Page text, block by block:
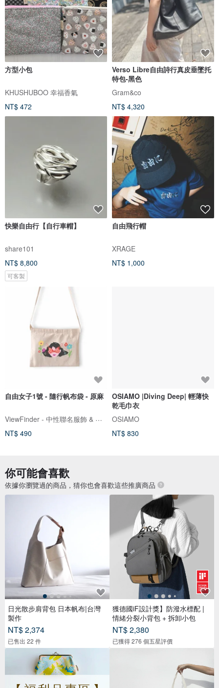
方型小包
KHUSHUBOO 幸福香氣
NT$ 472
Verso Libre自由詩行真皮垂墜托
特包-黑色
Gram&co
NT$ 4,320
快樂自由行【自行車帽】
share101
NT$ 8,800
可客製
自由飛行帽
XRAGE
NT$ 1,000
自由女子1號 - 隨行帆布袋 - 原麻
ViewFinder - 中性聯名服飾 & 圖像授權周邊
NT$ 490
OSIAMO |Diving Deep| 輕薄快
乾毛巾衣
OSIAMO
NT$ 830
你可能會喜歡
依據你瀏覽過的商品，猜你也會喜歡這些推廣商品
日光散步肩背包 日本帆布|台灣
製作
NT$ 2,374
已售出 22 件
獲德國iF設計獎】防潑水標配 |
情緒分裂小背包 + 拆卸小包
NT$ 2,380
已獲得 276 個五星評價